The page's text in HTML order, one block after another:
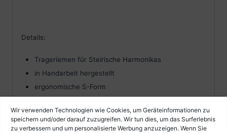
Wir verwenden Technologien wie Cookies, um Geräteinformationen zu
speichern und/oder darauf zuzugreifen. Wir tun dies, um das Surferlebnis
zu verbessern und um personalisierte Werbung anzuzeigen. Wenn Sie
Details:
Trageriemen für Steirische Harmonikas
in Handarbeit hergestellt
ergonomische S-Form
gute Polsterung
Ausführung: braun